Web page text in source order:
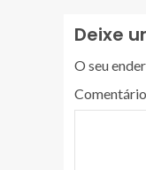
Deixe
O seu
Comentário